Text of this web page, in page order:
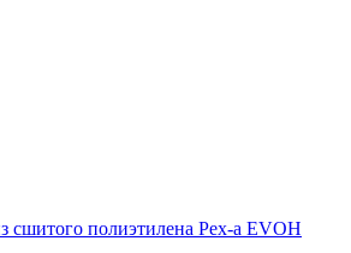
сшитого полиэтилена Pex-a EVOH